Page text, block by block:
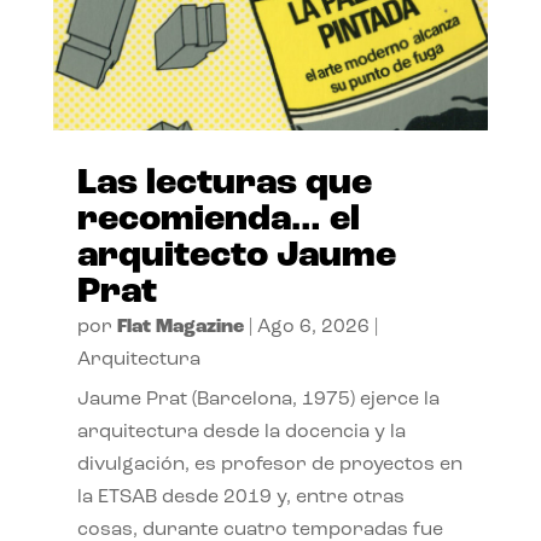
Las lecturas que
recomienda… el
arquitecto Jaume
Prat
por Flat Magazine| Ago 6, 2026
Arquitectura
Jaume Prat (Barcelona, 1975) ejerce la
arquitectura desde la docencia y la
divulgación, es profesor de proyectos en
la ETSAB desde 2019 y, entre otras
cosas, durante cuatro temporadas fue